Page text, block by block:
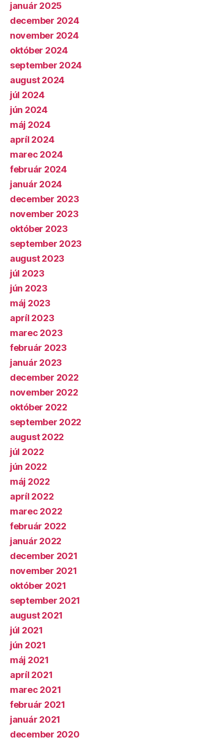
január 2025
december 2024
november 2024
október 2024
september 2024
august 2024
júl 2024
jún 2024
máj 2024
apríl 2024
marec 2024
február 2024
január 2024
december 2023
november 2023
október 2023
september 2023
august 2023
júl 2023
jún 2023
máj 2023
apríl 2023
marec 2023
február 2023
január 2023
december 2022
november 2022
október 2022
september 2022
august 2022
júl 2022
jún 2022
máj 2022
apríl 2022
marec 2022
február 2022
január 2022
december 2021
november 2021
október 2021
september 2021
august 2021
júl 2021
jún 2021
máj 2021
apríl 2021
marec 2021
február 2021
január 2021
december 2020